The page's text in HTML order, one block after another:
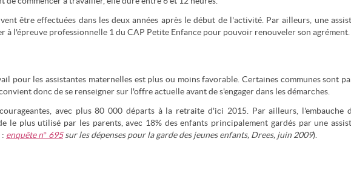
être effectuées dans les deux années après le début de l'activité. Par ailleurs, une
à l'épreuve professionnelle 1 du CAP Petite Enfance pour pouvoir renouveler son agrément.
pour les assistantes maternelles est plus ou moins favorable. Certaines communes sont
donc de se renseigner sur l'offre actuelle avant de s'engager dans les démarches.
avec plus 80 000 départs à la retraite d'ici 2015. Par ailleurs, l'embauche
le plus utilisé par les parents, avec 18% des enfants principalement gardés par une
: enquête n° 695sur les dépenses pour la garde des jeunes enfants, Drees, juin 2009).